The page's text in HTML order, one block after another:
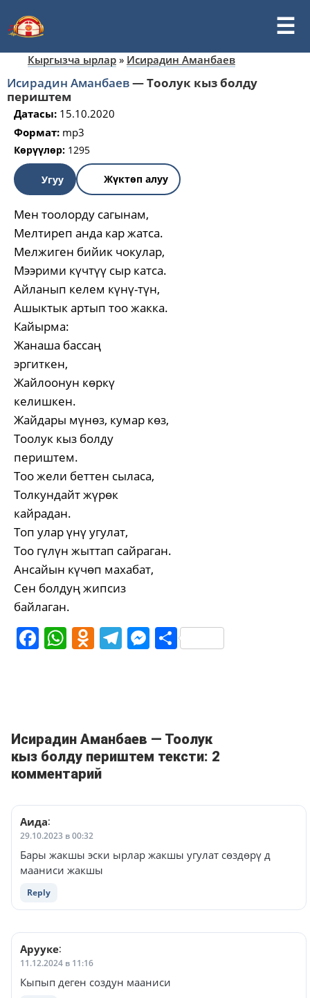
Кыргызча ырлар » Исирадин Аманбаев
Исирадин Аманбаев—Тоолук кыз болду
периштем
Датасы: 15.10.2020
Формат: mp3
Көрүүлөр: 1295
Угуу Жүктөп алуу
Мен тоолорду сагынам,
Мелтиреп анда кар жатса.
Мелжиген бийик чокулар,
Мээрими күчтүү сыр катса.
Айланып келем күнү-түн,
Ашыктык артып тоо жакка.
Кайырма:
Жанаша бассаң
эргиткен,
Жайлоонун көркү
келишкен.
Жайдары мүнөз, кумар көз,
Тоолук кыз болду
периштем.
Тоо жели беттен сыласа,
Толкундайт жүрөк
кайрадан.
Топ улар үнү угулат,
Тоо гүлүн жыттап сайраган.
Ансайын күчөп махабат,
Сен болдуң жипсиз
байлаган.
Facebook
WhatsApp
Odnoklassniki
Telegram
Messenger
Share
Исирадин Аманбаев — Тоолук
кыз болду периштем тексти: 2
комментарий
Аида:
29.10.2023 в 00:32
Бары жакшы эски ырлар жакшы угулат сөздөрү д
мааниси жакшы
Reply
Арууке:
11.12.2024 в 11:16
Кыпып деген создун мааниси